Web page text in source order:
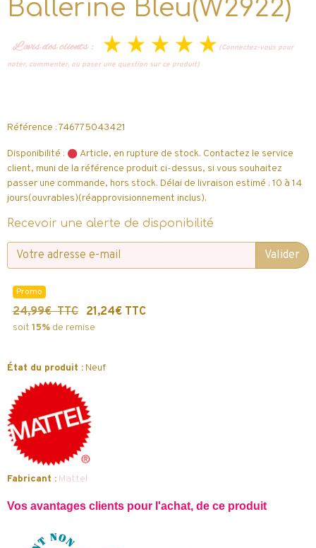
Ballerine Bleu(W2922)
L’avis des clients :
(Connectez-vous pour
noter, commenter, ou poser une question sur ce produit)
Référence : 746775043421
Disponibilité :
Article, en rupture de stock. Contactez le service
client, muni de la référence produit ci-dessus, si vous souhaitez
passer une commande, hors stock. Délai de livraison estimé : 10 à 14
jours(ouvrables)(réapprovisionnement inclus).
Recevoir une alerte de disponibilité
Valider
Promo
24,99€ TTC 21,24€ TTC
soit 15% de remise
État du produit : Neuf
Fabricant : Mattel
Vos avantages clients pour l'achat, de ce produit